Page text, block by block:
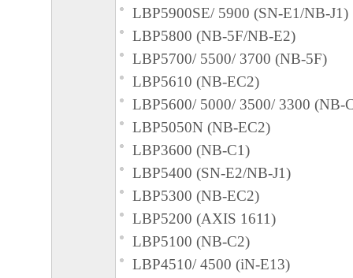
(1) お客様は、再使用許諾、譲渡、販売、
くは貸与その他の方法により、第三者に「
ア」を使用させることはできません。
(2) お客様は、「本ソフトウェア」の全部
正、改変、逆コンパイル、逆アセンブル、
エンジニアリング等することはできません
このような行為をさせてはなりません。
「本ソフトウェア」に係る権原および所有
によりキヤノンまたはキヤノンのライセン
LBP5900SE/ 5900 (SN-E1/NB-J1)
LBP5800 (NB-5F/NB-E2)
LBP5700/ 5500/ 3700 (NB-5F)
LBP5610 (NB-EC2)
LBP5600/ 5000/ 3500/ 3300 (NB-
LBP5050N (NB-EC2)
LBP3600 (NB-C1)
LBP5400 (SN-E2/NB-J1)
LBP5300 (NB-EC2)
LBP5200 (AXIS 1611)
LBP5100 (NB-C2)
LBP4510/ 4500 (iN-E13)